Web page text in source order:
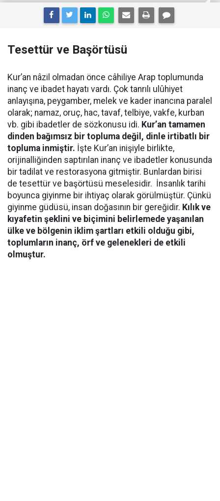
Tesettür ve Başörtüsü
Kur’an nâzil olmadan önce câhiliye Arap toplumunda
inanç ve ibadet hayatı vardı. Çok tanrılı ulûhiyet
anlayışına, peygamber, melek ve kader inancına paralel
olarak; namaz, oruç, hac, tavaf, telbiye, vakfe, kurban
vb. gibi ibadetler de sözkonusu idi. Kur’an tamamen
dinden bağımsız bir topluma değil, dinle irtibatlı bir
topluma inmiştir. İşte Kur’an inişiyle birlikte,
orijinalliğinden saptırılan inanç ve ibadetler konusunda
bir tadilat ve restorasyona gitmiştir. Bunlardan birisi
de tesettür ve başörtüsü meselesidir. İnsanlık tarihi
boyunca giyinme bir ihtiyaç olarak görülmüştür. Çünkü
giyinme güdüsü, insan doğasının bir gereğidir. Kılık ve
kıyafetin şeklini ve biçimini belirlemede yaşanılan
ülke ve bölgenin iklim şartları etkili olduğu gibi,
toplumların inanç, örf ve gelenekleri de etkili
olmuştur.